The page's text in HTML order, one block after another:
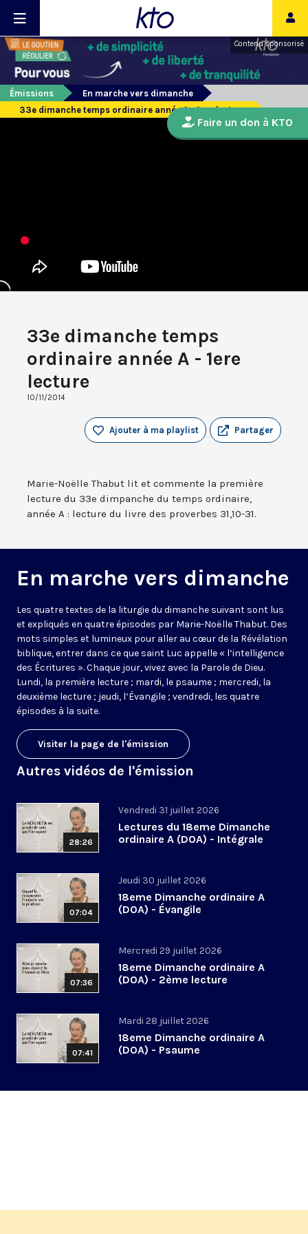
Contenu sponsorisé
Émissions
En marche vers dimanche
33e dimanche temps ordinaire année A - 1ere lecture
33e dimanche temps
ordinaire année A - 1ere
lecture
10/11/2014
Partager
Ajouter à ma playlist
Marie-Noëlle Thabut lit et commente la première
lecture du 33e dimpanche du temps ordinaire,
année A : lecture du livre des proverbes 31,10-31.
En marche vers dimanche
Les quatre textes de la liturgie du dimanche suivant sont lus
et expliqués en quatre épisodes par Marie-Noëlle Thabut. Des
mots simples et lumineux pour aller au cœur de la Révélation
biblique, entrer dans ce que saint Luc appelle « l’intelligence
des Écritures ». Chaque jour, vivez avec la Parole de Dieu.
Lundi, la première lecture ; mardi, le psaume ; mercredi, la
deuxième lecture ; jeudi, l’Évangile ; vendredi, les quatre
épisodes à la suite.
Visiter la page de l'émission
Autres vidéos de l'émission
28:26
Vendredi 31 juillet 2026
Lectures du 18eme Dimanche
ordinaire A (DOA) - Intégrale
07:04
Jeudi 30 juillet 2026
18eme Dimanche ordinaire A
(DOA) - Évangile
07:36
Mercredi 29 juillet 2026
18eme Dimanche ordinaire A
(DOA) - 2ème lecture
07:41
Mardi 28 juillet 2026
18eme Dimanche ordinaire A
(DOA) - Psaume
Faire un don à KTO